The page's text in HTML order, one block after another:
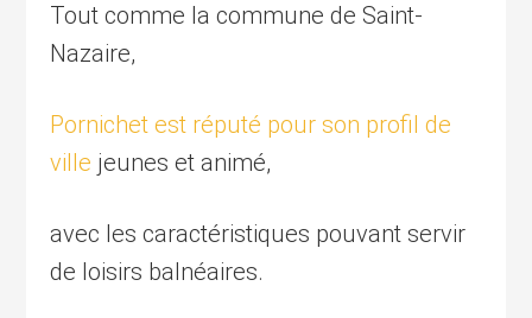
Tout comme la commune de Saint-
Nazaire,
Pornichet est réputé pour son profil de
ville jeunes et animé,
avec les caractéristiques pouvant servir
de loisirs balnéaires.